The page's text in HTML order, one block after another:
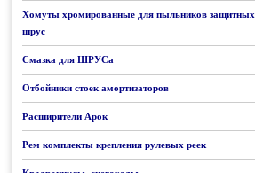
Хомуты хромированные для пыльников защитных
шрус
Смазка для ШРУСа
Отбойники стоек амортизаторов
Расширители Арок
Рем комплекты крепления рулевых реек